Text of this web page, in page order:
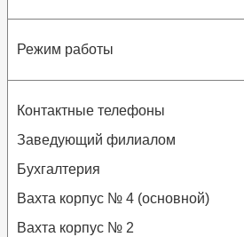
Режим работы
Контактные телефоны
Заведующий филиалом
Бухгалтерия
Вахта корпус № 4 (основной)
Вахта корпус № 2